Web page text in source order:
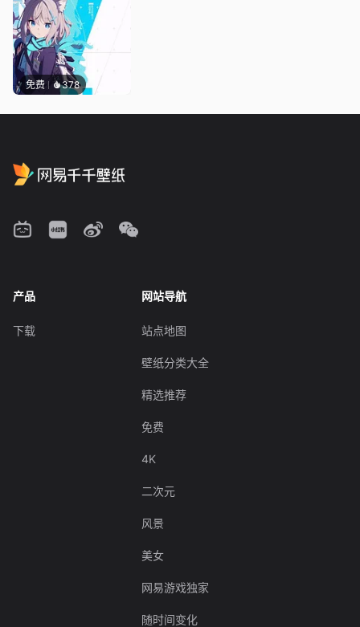
免费 378
产品
下载
网站导航
站点地图
壁纸分类大全
精选推荐
免费
4K
二次元
风景
美女
网易游戏独家
随时间变化